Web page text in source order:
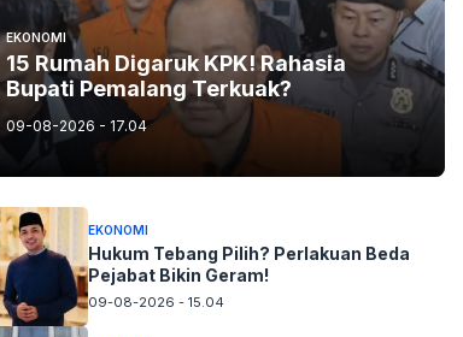
EKONOMI
15 Rumah Digaruk KPK! Rahasia
Bupati Pemalang Terkuak?
09-08-2026 - 17.04
EKONOMI
Hukum Tebang Pilih? Perlakuan Beda
Pejabat Bikin Geram!
09-08-2026 - 15.04